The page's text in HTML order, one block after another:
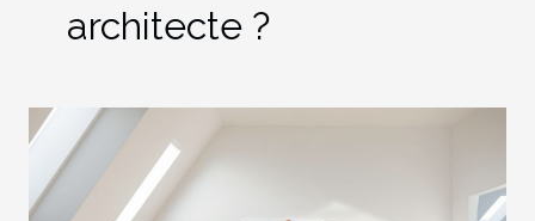
architecte ?